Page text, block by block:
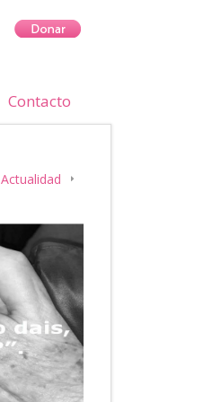
Contacto
Actualidad